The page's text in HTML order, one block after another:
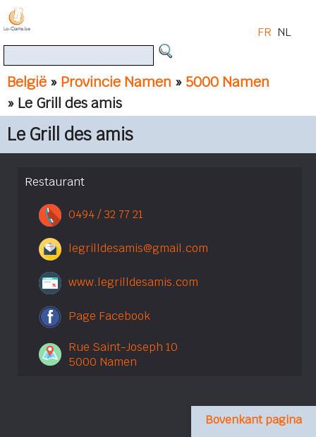
België » Provincie Namen » 5000 Namen
» Le Grill des amis
FR NL
Le Grill des amis
Restaurant
0494 / 32 77 21
legrilldesamis@gmail.com
www.legrilldesamis.com
Page Facebook
Rue Saint-Joseph 10
5000 Namen
Bovenkant pagina